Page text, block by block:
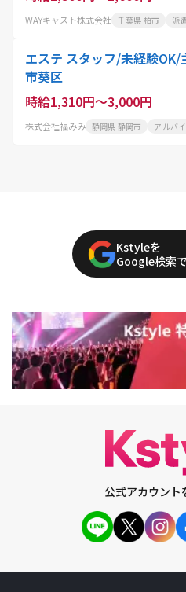
WAYキャスト株式会社 千葉県 柏市 派
エステ スタッフ/未経験
市葵区
時給1,310円～3,000円
株式会社福みみ 静岡県 静岡市 アルバ
Kstyleを
Google検索
公式アカウント